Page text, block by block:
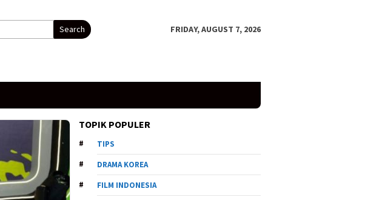
Search FRIDAY, AUGUST 7, 2026
TOPIK POPULER
TIPS
DRAMA KOREA
FILM INDONESIA